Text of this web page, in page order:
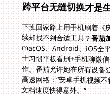
跨平台无缝切换才是
下班回家路上用手机刷着《
续却找不到合适工具？番茄
文档速度快得意外。”